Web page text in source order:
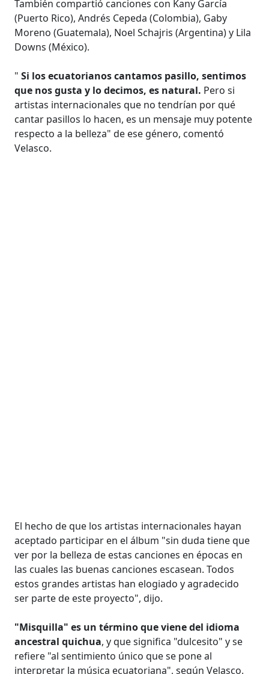
También compartió canciones con Kany García
(Puerto Rico), Andrés Cepeda (Colombia), Gaby
Moreno (Guatemala), Noel Schajris (Argentina) y Lila
Downs (México).
"Si los ecuatorianos cantamos pasillo, sentimos
que nos gusta y lo decimos, es natural. Pero si
artistas internacionales que no tendrían por qué
cantar pasillos lo hacen, es un mensaje muy potente
respecto a la belleza" de ese género, comentó
Velasco.
El hecho de que los artistas internacionales hayan
aceptado participar en el álbum "sin duda tiene que
ver por la belleza de estas canciones en épocas en
las cuales las buenas canciones escasean. Todos
estos grandes artistas han elogiado y agradecido
ser parte de este proyecto", dijo.
"Misquilla" es un término que viene del idioma
ancestral quichua, y que significa "dulcesito" y se
refiere "al sentimiento único que se pone al
interpretar la música ecuatoriana", según Velasco.